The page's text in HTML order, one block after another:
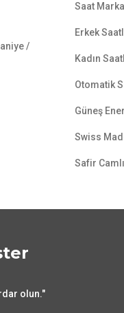
/
Saat
Erkek
Kadın
Otomatik
Güneş
Swiss
Safir
olun."